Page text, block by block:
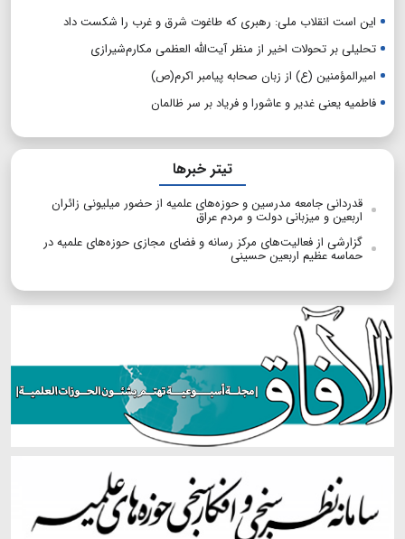
این است انقلاب ملی: رهبری که طاغوت شرق و غرب را شکست داد
تحلیلی بر تحولات اخیر از منظر آیت‌الله العظمی مکارم‌شیرازی
امیرالمؤمنین (ع) از زبان صحابه پیامبر اکرم(ص)
فاطمیه یعنی غدیر و عاشورا و فریاد بر سر ظالمان
تیتر خبرها
قدردانی جامعه مدرسین و حوزه‌های علمیه از حضور میلیونی زائران
اربعین و میزبانی دولت و مردم عراق
گزارشی از فعالیت‌های مرکز رسانه و فضای مجازی حوزه‌های علمیه در
حماسه عظیم اربعین حسینی